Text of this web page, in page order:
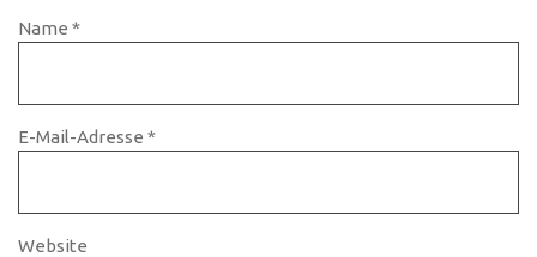
Name *
E-Mail-Adresse *
Website